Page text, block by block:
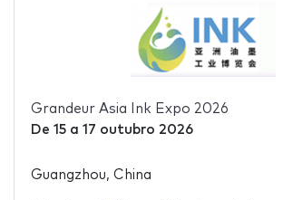
Grandeur Asia Ink Expo 2026
De 15a 17 outubro 2026
Guangzhou, China